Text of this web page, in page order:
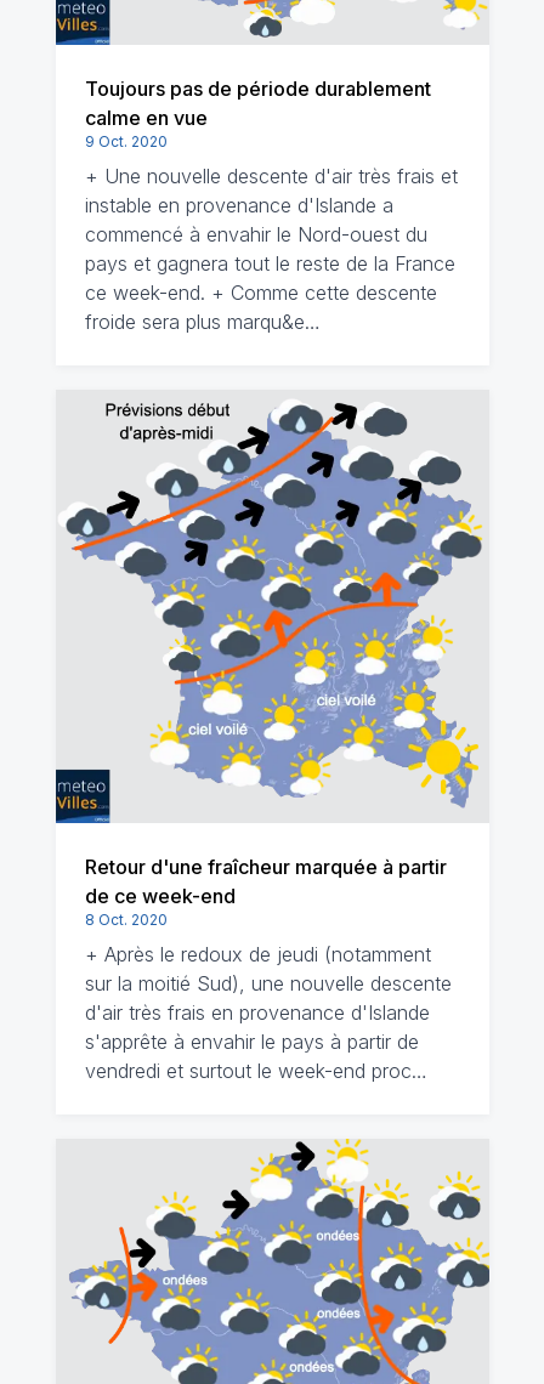
Toujours pas de période durablement
calme en vue
9 Oct. 2020
+ Une nouvelle descente d'air très frais et
instable en provenance d'Islande a
commencé à envahir le Nord-ouest du
pays et gagnera tout le reste de la France
ce week-end. + Comme cette descente
froide sera plus marqu&e…
Retour d'une fraîcheur marquée à partir
de ce week-end
8 Oct. 2020
+ Après le redoux de jeudi (notamment
sur la moitié Sud), une nouvelle descente
d'air très frais en provenance d'Islande
s'apprête à envahir le pays à partir de
vendredi et surtout le week-end proc…